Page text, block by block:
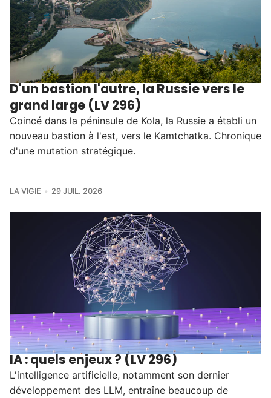
D'un bastion l'autre, la Russie vers le
grand large (LV 296)
Coincé dans la péninsule de Kola, la Russie a établi un
nouveau bastion à l'est, vers le Kamtchatka. Chronique
d'une mutation stratégique.
LA VIGIE 29 JUIL. 2026
IA : quels enjeux ? (LV 296)
L'intelligence artificielle, notamment son dernier
développement des LLM, entraîne beaucoup de